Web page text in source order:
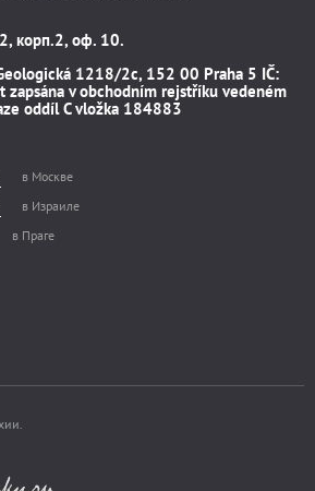
корп.2, оф. 10.
1218/2c, 152 00 Praha 5 IČ:
v obchodním rejstříku vedeném
oddíl C vložka 184883
в Москве
в Израиле
в Праге